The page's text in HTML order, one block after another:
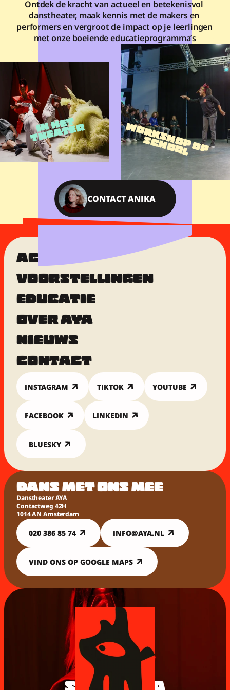
Ontdek de kracht van actueel en betekenisvol
danstheater, maak kennis met de makers en
performers en vergroot de impact op je leerlingen
met onze boeiende educatieprogramma’s
I
N
H
E
T
T
H
E
A
T
E
R W
O
R
K
S
H
O
P
O
P
S
C
H
OO
L
CONTACT ANIKA
AGENDA
VOORSTELLINGEN
EDUCATIE
OVER AYA
NIEUWS
CONTACT
INSTAGRAM TIKTOK YOUTUBE
FACEBOOK LINKEDIN
BLUESKY
DANS MET ONS MEE
Danstheater AYA
Contactweg 42H
1014 AN Amsterdam
020 386 85 74 INFO@AYA.NL
VIND ONS OP GOOGLE MAPS